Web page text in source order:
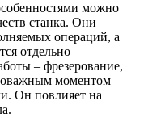
можно
станка. Они
операций, а
отдельно
– фрезерование,
моментом
Он повлияет на